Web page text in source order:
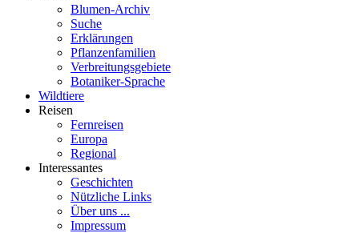
Blumen-Archiv
Suche
Erklärungen
Pflanzenfamilien
Verbreitungsgebiete
Botaniker-Sprache
Wildtiere
Reisen
Fernreisen
Europa
Regional
Interessantes
Geschichten
Nützliche Links
Über uns ...
Impressum